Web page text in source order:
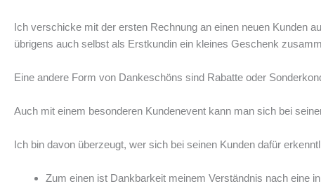
Ich verschicke mit der ersten Rechnung an einen neuen Kunden
übrigens auch selbst als Erstkundin ein kleines Geschenk
Eine andere Form von Dankeschöns sind Rabatte oder
Auch mit einem besonderen Kundenevent kann man sich bei
Ich bin davon überzeugt, wer sich bei seinen Kunden dafür
Zum einen ist Dankbarkeit meinem Verständnis nach eine